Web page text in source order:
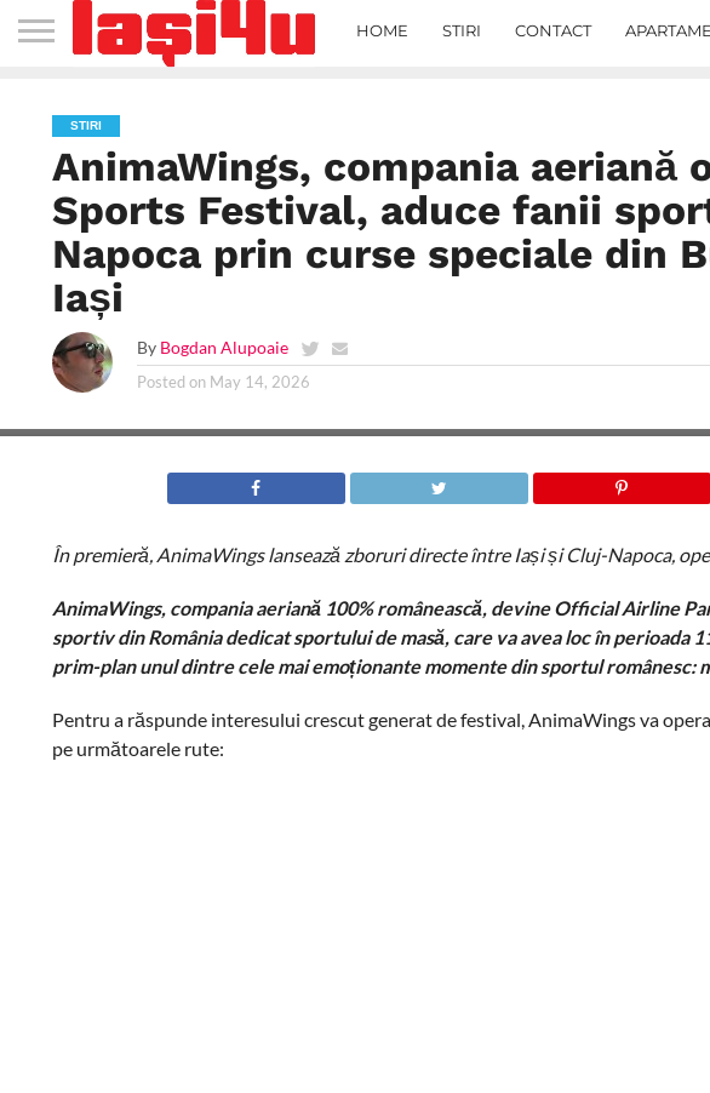
HOME STIRI CONTACT
STIRI
AnimaWings, compania aeriană
Sports Festival, aduce fanii
Napoca prin curse speciale din
Iași
By Bogdan Alupoaie
Posted on May 14, 2026
În premieră, AnimaWings lansează zboruri directe între Iași și Cluj-Napoca,
AnimaWings, compania aeriană 100% românească, devine Official Airline
sportiv din România dedicat sportului de masă, care va avea loc în perioada
prim-plan unul dintre cele mai emoționante momente din sportul românesc:
Pentru a răspunde interesului crescut generat de festival, AnimaWings va
pe următoarele rute: